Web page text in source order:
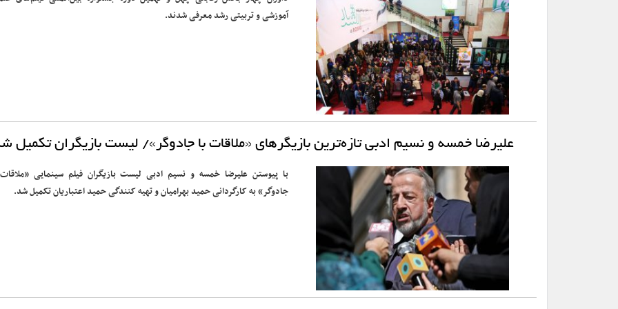
آموزشی و تربیتی رشد معرفی شدند.
علیرضا خمسه و نسیم ادبی تازه‌ترین بازیگرهای «ملاقات با جادوگر»/ لیست بازیگران تکمیل
با پیوستن علیرضا خمسه و نسیم ادبی لیست بازیگران فیلم سینمایی
جادوگر» به کارگردانی حمید بهرامیان و تهیه کنندگی حمید اعتباریان تکمیل شد.